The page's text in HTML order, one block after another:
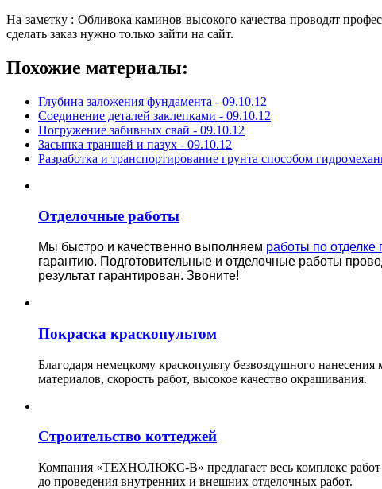
На заметку : Обливока каминов высокого качества проводят
сделать заказ нужно только зайти на сайт.
Похожие материалы:
Глубина заложения фундамента - 09.10.12
Соединение деталей заклепками - 09.10.12
Погружение забивных свай - 09.10.12
Засыпка траншей и пазух - 09.10.12
Разработка и транспортирование грунта способом
Отделочные работы
Мы быстро и качественно выполняем работы по
гарантию. Подготовительные и отделочные работы
результат гарантирован. Звоните!
Покраска краскопультом
Благодаря немецкому краскопульту безвоздушного
материалов, скорость работ, высокое качество окрашивания.
Строительство коттеджей
Компания «ТЕХНОЛЮКС-В» предлагает весь комплекс работ
до проведения внутренних и внешних отделочных работ.